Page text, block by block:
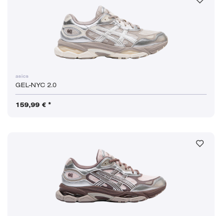
asics
GEL-NYC 2.0
159,99 € *